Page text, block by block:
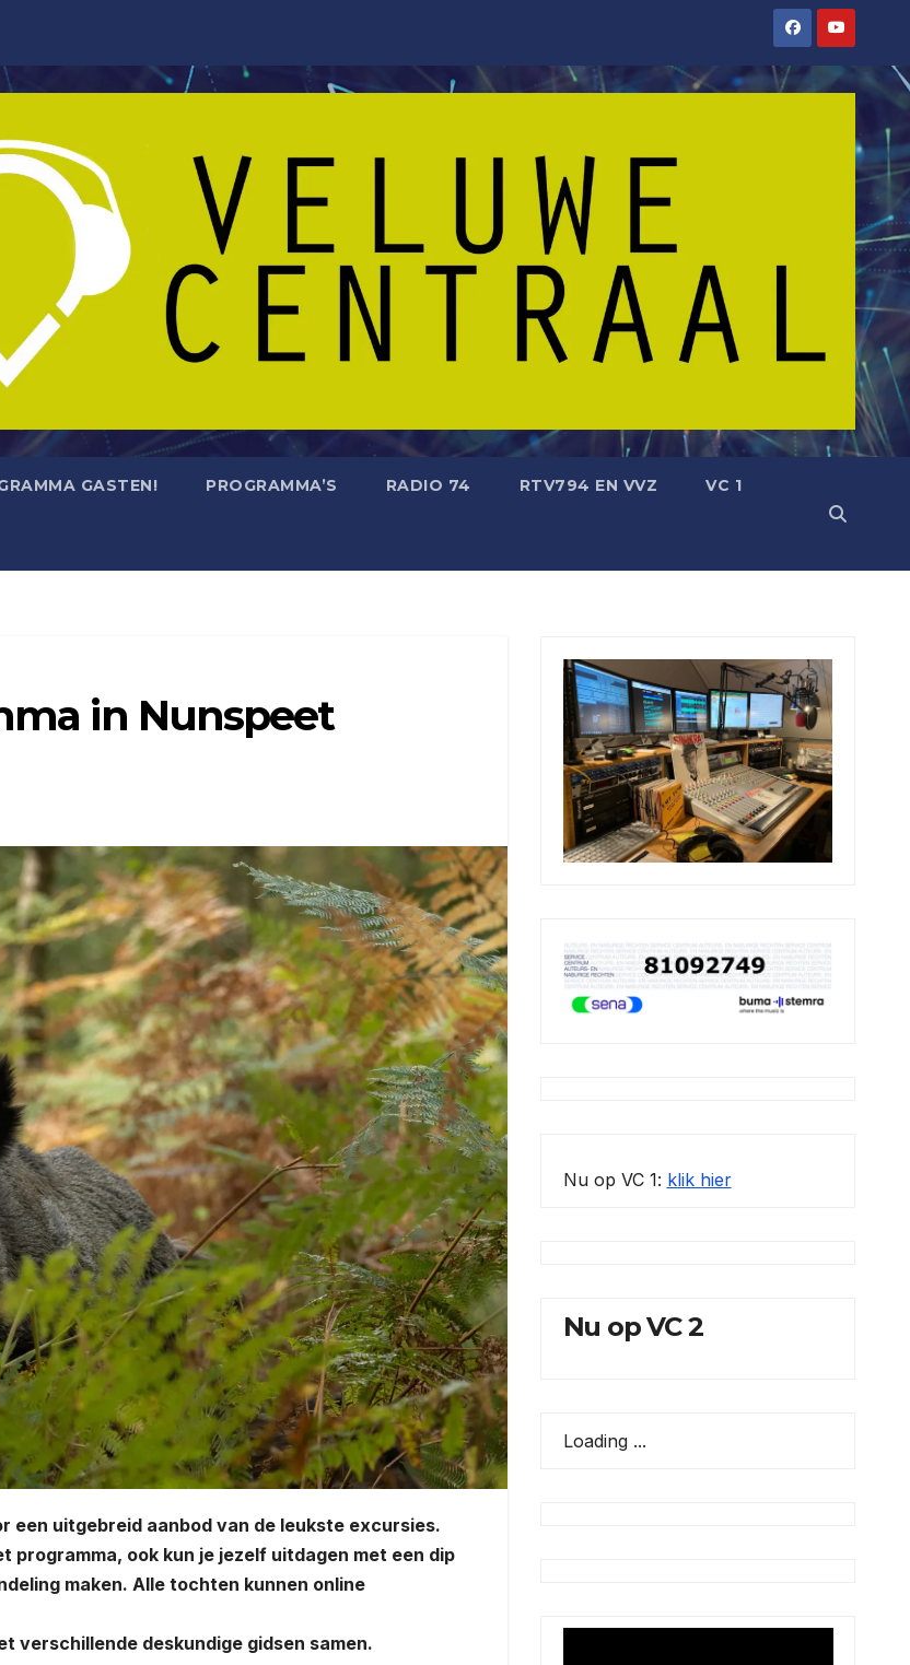
GASTEN! PROGRAMMA’S RADIO 74 RTV794 EN VVZ VC 1
in Nunspeet
een uitgebreid aanbod van de leukste excursies.
ook kun je jezelf uitdagen met een dip
maken. Alle tochten kunnen online
verschillende deskundige gidsen samen.
Nu op VC 1: klik hier
Nu op VC 2
Loading ...